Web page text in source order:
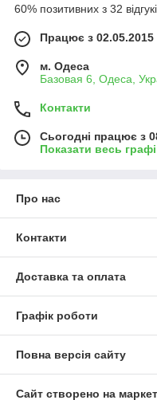
60% позитивних з 32
Працює з 02.05.2015
м. Одеса
Базовая 6, Одеса,
Контакти
Сьогодні працює з
Показати весь
Про нас
Контакти
Доставка та оплата
Графік роботи
Повна версія сайту
Сайт створено на